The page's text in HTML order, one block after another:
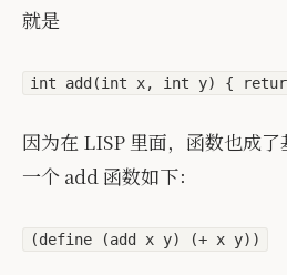
就是
int add(int x, int y) {
因为在 LISP 里面，函数也成
一个 add 函数如下：
(define (add x y) (+ x y))